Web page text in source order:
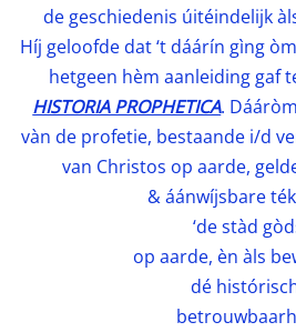
de geschiedenis úitéindelijk
Híj geloofde dat ‘t dáárín gìng
hetgeen hèm aanleiding gaf
HISTORIA PROPHETICA.
vàn de profetie, bestaande i/d
van Christos op aarde,
& áánwíjsbare
‘de stàd
op aarde, èn àls
dé